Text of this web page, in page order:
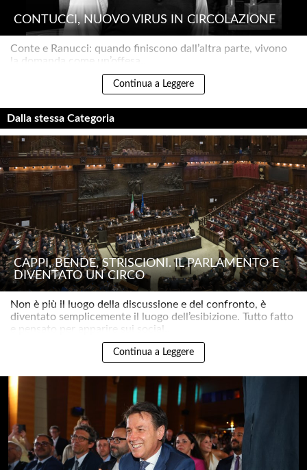
CONTUCCI, NUOVO VIRUS IN CIRCOLAZIONE
Conte e Ranucci: quando finiscono dall’altra parte, vivono
la domanda come un’offesa..
Continua a Leggere
Dalla stessa Categoria
CAPPI, BENDE, STRISCIONI. IL PARLAMENTO È
DIVENTATO UN CIRCO
Non è più il luogo della discussione e del confronto, è
diventato semplicemente il luogo dell’esibizione. Tutto fatto
e pensato per apparire sui social..
Continua a Leggere